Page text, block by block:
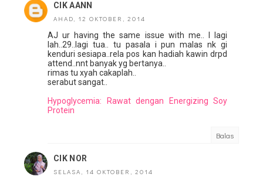
CIK AANN
AHAD, 12 OKTOBER, 2014
AJ ur having the same issue with me.. I lagi
lah..29..lagi tua.. tu pasala i pun malas nk gi
kenduri sesiapa..rela pos kan hadiah kawin drpd
attend..nnt banyak yg bertanya..
rimas tu xyah cakaplah..
serabut sangat..
Hypoglycemia: Rawat dengan Energizing Soy
Protein
Balas
CIK NOR
SELASA, 14 OKTOBER, 2014